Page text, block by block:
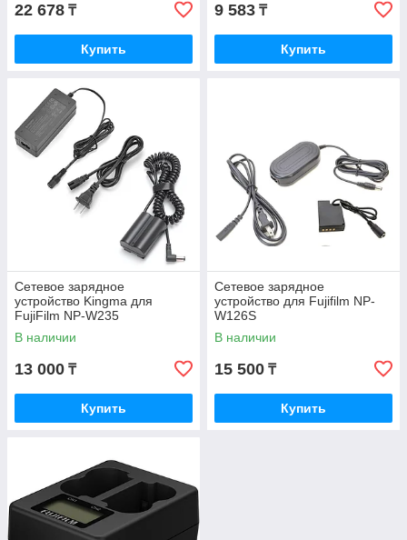
22 678 ₸
Купить
9 583 ₸
Купить
Сетевое зарядное
устройство Kingma для
FujiFilm NP-W235
В наличии
13 000 ₸
Купить
Сетевое зарядное
устройство для Fujifilm NP-
W126S
В наличии
15 500 ₸
Купить